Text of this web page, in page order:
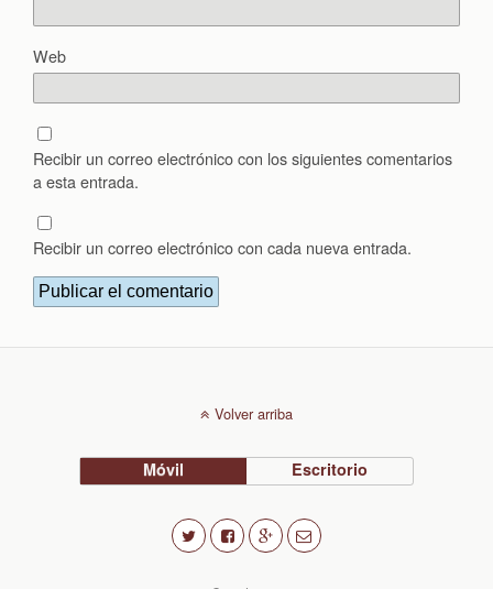
Web
Recibir un correo electrónico con los siguientes comentarios
a esta entrada.
Recibir un correo electrónico con cada nueva entrada.
Volver arriba
Móvil Escritorio